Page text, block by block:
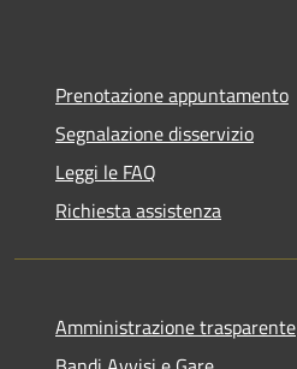
Prenotazione appuntamento
Segnalazione disservizio
Leggi le FAQ
Richiesta assistenza
Amministrazione trasparente